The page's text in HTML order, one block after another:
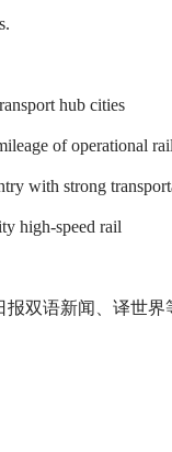
hub cities
of operational
with strong
high-speed rail
报双语新闻、译世界